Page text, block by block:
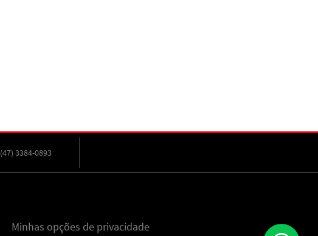
(47) 3384-0893
Minhas opções de privacidade